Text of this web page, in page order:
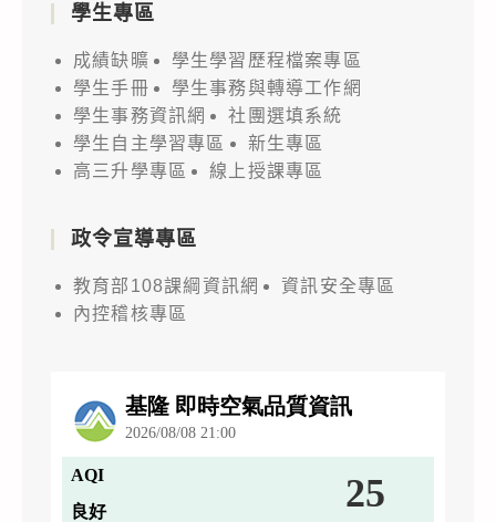
學生專區
成績缺曠
學生學習歷程檔案專區
學生手冊
學生事務與轉導工作網
學生事務資訊網
社團選填系統
學生自主學習專區
新生專區
高三升學專區
線上授課專區
政令宣導專區
教育部108課綱資訊網
資訊安全專區
內控稽核專區